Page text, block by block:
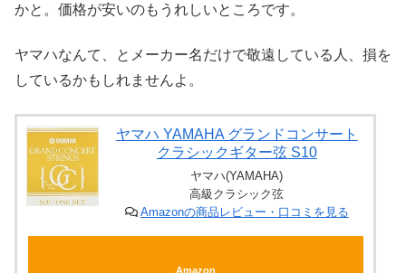
かと。価格が安いのもうれしいところです。
ヤマハなんて、とメーカー名だけで敬遠している人、損を
しているかもしれませんよ。
ヤマハ YAMAHA グランドコンサート
クラシックギター弦 S10
ヤマハ(YAMAHA)
高級クラシック弦
Amazonの商品レビュー・口コミを見る
Amazon